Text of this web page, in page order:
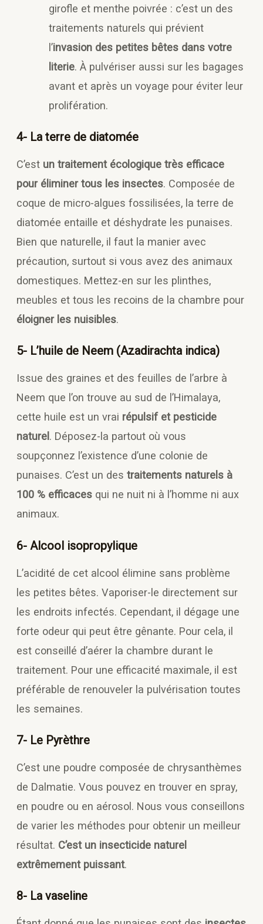
girofle et menthe poivrée : c’est un des
traitements naturels qui prévient
l’invasion des petites bêtes dans votre
literie. À pulvériser aussi sur les bagages
avant et après un voyage pour éviter leur
prolifération.
4- La terre de diatomée
C’est un traitement écologique très efficace
pour éliminer tous les insectes. Composée de
coque de micro-algues fossilisées, la terre de
diatomée entaille et déshydrate les punaises.
Bien que naturelle, il faut la manier avec
précaution, surtout si vous avez des animaux
domestiques. Mettez-en sur les plinthes,
meubles et tous les recoins de la chambre pour
éloigner les nuisibles.
5- L’huile de Neem (Azadirachta indica)
Issue des graines et des feuilles de l’arbre à
Neem que l’on trouve au sud de l’Himalaya,
cette huile est un vrai répulsif et pesticide
naturel . Déposez-la partout où vous
soupçonnez l’existence d’une colonie de
punaises. C’est un des traitements naturels à
100 % efficaces qui ne nuit ni à l’homme ni aux
animaux.
6- Alcool isopropylique
L’acidité de cet alcool élimine sans problème
les petites bêtes. Vaporiser-le directement sur
les endroits infectés. Cependant, il dégage une
forte odeur qui peut être gênante. Pour cela, il
est conseillé d’aérer la chambre durant le
traitement. Pour une efficacité maximale, il est
préférable de renouveler la pulvérisation toutes
les semaines.
7- Le Pyrèthre
C’est une poudre composée de chrysanthèmes
de Dalmatie. Vous pouvez en trouver en spray,
en poudre ou en aérosol. Nous vous conseillons
de varier les méthodes pour obtenir un meilleur
résultat. C’est un insecticide naturel
extrêmement puissant.
8- La vaseline